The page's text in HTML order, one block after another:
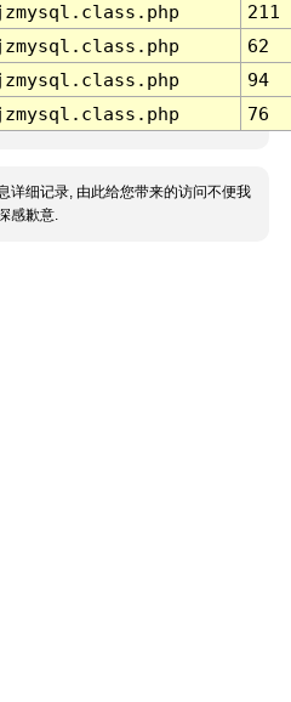
211
62
94
76
详细记录, 由此给您带来的访问不便我
感歉意.